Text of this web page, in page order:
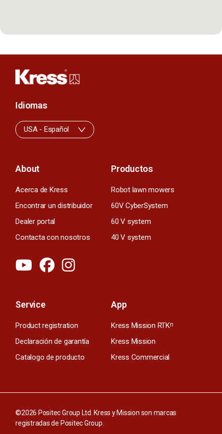
About
Acerca de Kress
Encontrar un distribuidor
Dealer portal
Contacta con nosotros
Productos
Robot lawn mowers
60V CyberSystem
60 V system
40 V system
Service
Product registration
Declaración de garantía
Catalogo de producto
App
Kress Mission RTKn
Kress Mission
Kress Commercial
Idiomas
USA - Español
©2026 Positec Group Ltd. Kress y Mission son marcas
registradas de Positec Group.